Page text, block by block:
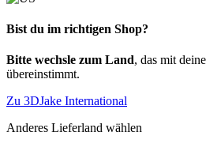
Bist du im richtigen Shop?
Bitte wechsle zum Land, das mit
übereinstimmt.
Zu 3DJake International
Anderes Lieferland wählen